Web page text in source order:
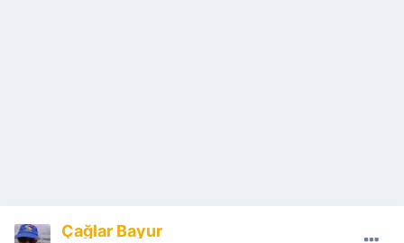
Çağlar Bayur